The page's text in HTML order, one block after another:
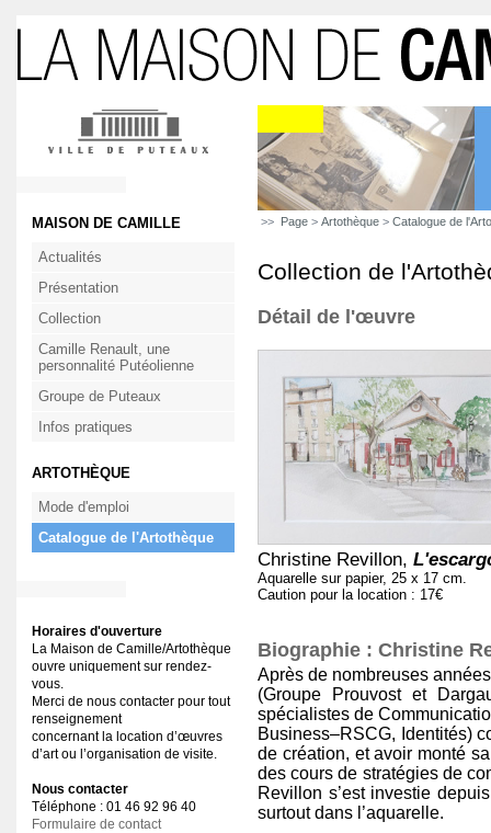
MAISON DE CAMILLE
Actualités
Présentation
Collection
Camille Renault, une
personnalité Putéolienne
Groupe de Puteaux
Infos pratiques
ARTOTHÈQUE
Mode d'emploi
Catalogue de l'Artothèque
Horaires d'ouverture
La Maison de Camille/Artothèque
ouvre uniquement sur rendez-
vous.
Merci de nous contacter pour tout
renseignement
concernant la location d’œuvres
d’art ou l’organisation de visite.
Nous contacter
Téléphone : 01 46 92 96 40
Formulaire de contact
>> Page > Artothèque > Catalogue de
Collection de
Détail de l'œuvre
Christine Revillon,
Aquarelle sur papier, 25 x 17 cm.
Caution pour la location : 17€
Biographie : Christine
Après de nombreuses
(Groupe Prouvost et
spécialistes de
Business–RSCG, Identités)
de création, et avoir monté
des cours de stratégies de
Revillon s’est investie
surtout dans l’aquarelle.